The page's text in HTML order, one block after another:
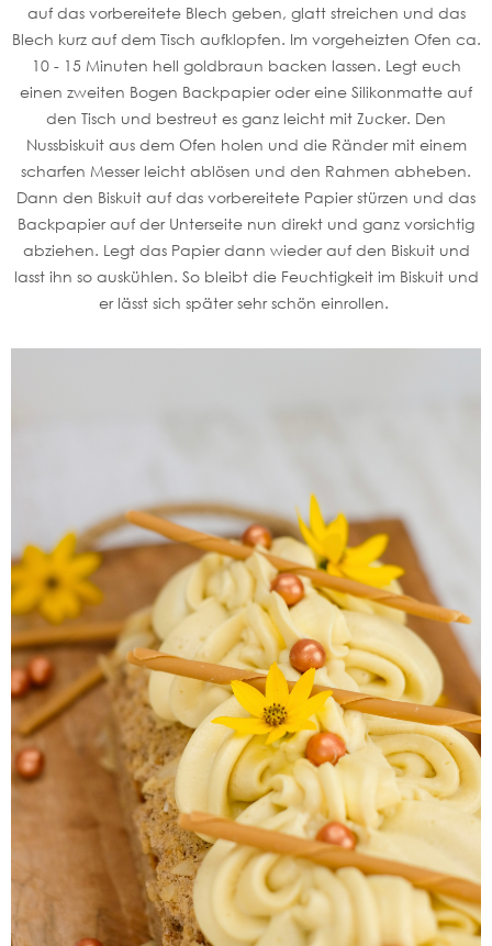
auf das vorbereitete Blech geben, glatt streichen und das
Blech kurz auf dem Tisch aufklopfen. Im vorgeheizten Ofen ca.
10 - 15 Minuten hell goldbraun backen lassen. Legt euch
einen zweiten Bogen Backpapier oder eine Silikonmatte auf
den Tisch und bestreut es ganz leicht mit Zucker. Den
Nussbiskuit aus dem Ofen holen und die Ränder mit einem
scharfen Messer leicht ablösen und den Rahmen abheben.
Dann den Biskuit auf das vorbereitete Papier stürzen und das
Backpapier auf der Unterseite nun direkt und ganz vorsichtig
abziehen. Legt das Papier dann wieder auf den Biskuit und
lasst ihn so auskühlen. So bleibt die Feuchtigkeit im Biskuit und
er lässt sich später sehr schön einrollen.